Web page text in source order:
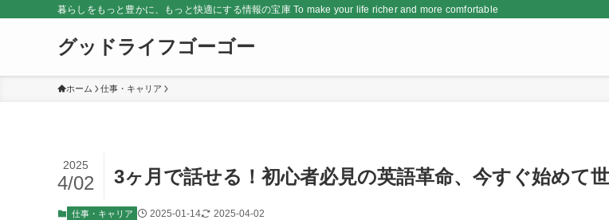
暮らしをもっと豊かに、もっと快適にする情報の宝庫 To make your life richer and more comfortable
グッドライフゴーゴー
ホーム 仕事・キャリア
3ヶ月で話せる！初心者必見の英語革命、今すぐ始めて
2025
4/02
仕事・キャリア 2025-01-14 2025-04-02